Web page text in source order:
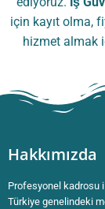
için kayıt olma,
hizmet almak
Hakkımızda
Profesyonel kadrosu
Türkiye genelindeki